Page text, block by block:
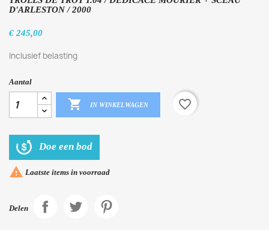
D'ARLESTON / 2000
€ 245,00
Inclusief belasting
Aantal
 IN WINKELWAGEN favorite_border
Doe een bod
 Laatste items in voorraad
Delen